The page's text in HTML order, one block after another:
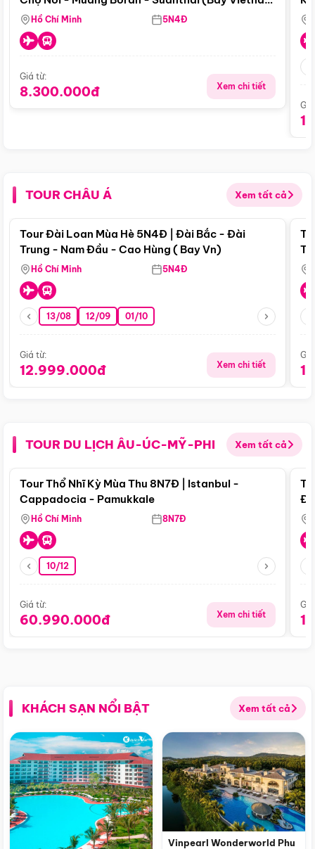
Airlines)
Hồ Chí Minh 5N4Đ
Giá từ:
8.300.000đ Xem chi tiết
TOUR CHÂU Á Xem tất cả
Điểm nổi bật
Tour Đài Loan Mùa Hè 5N4Đ | Đài Bắc - Đài
Trung - Nam Đầu - Cao Hùng ( Bay Vn)
Hồ Chí Minh 5N4Đ
13/08 12/09 01/10
Giá từ:
12.999.000đ Xem chi tiết
TOUR DU LỊCH ÂU-ÚC-MỸ-PHI Xem tất cả
Điểm nổi bật
Tour Thổ Nhĩ Kỳ Mùa Thu 8N7Đ | Istanbul -
Cappadocia - Pamukkale
Hồ Chí Minh 8N7Đ
10/12
Giá từ:
60.990.000đ Xem chi tiết
KHÁCH SẠN NỔI BẬT Xem tất cả
Vinpearl Wonderworld Phu